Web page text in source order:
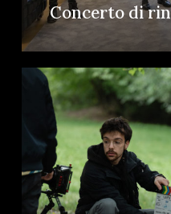
Concerto di